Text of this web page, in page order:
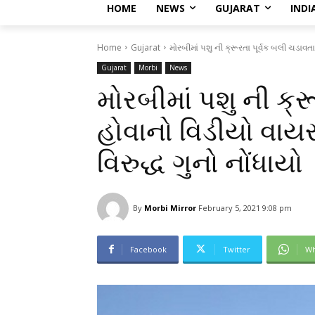
HOME NEWS GUJARAT
Home Gujarat મોરબીમાં પશુ ની ક્રૂરતા પૂર્વક બલી
Gujarat Morbi News
મોરબીમાં પશુ ની
હોવાનો વિડીયો
વિરુદ્ધ ગુનો નોંધાયો
By Morbi Mirror February 5, 2021 9:08 pm
Facebook Twitter